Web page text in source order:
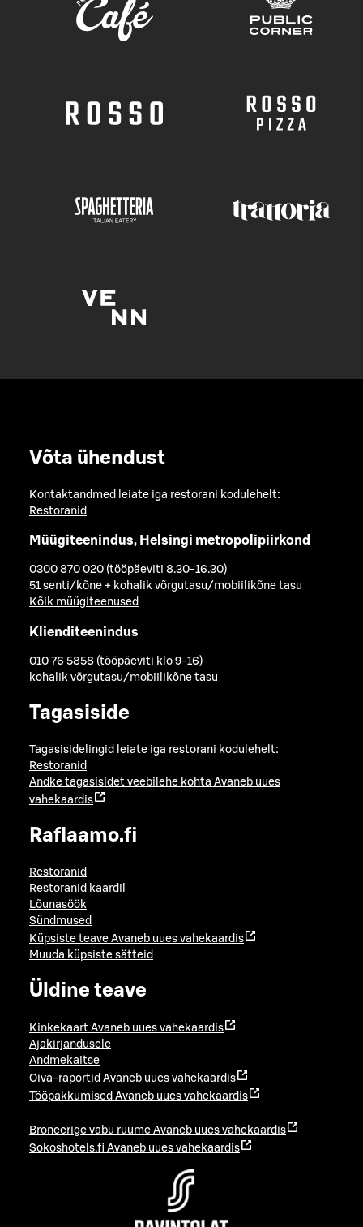
Võta ühendust
Kontaktandmed leiate iga restorani kodulehelt:
Restoranid
Müügiteenindus, Helsingi metropolipiirkond
0300 870 020 (tööpäeviti 8.30-16.30)
51 senti/kõne + kohalik võrgutasu/mobiilikõne tasu
Kõik müügiteenused
Klienditeenindus
010 76 5858 (tööpäeviti klo 9-16)
kohalik võrgutasu/mobiilikõne tasu
Tagasiside
Tagasisidelingid leiate iga restorani kodulehelt:
Restoranid
Andke tagasisidet veebilehe kohta Avaneb uues
vahekaardis
Raflaamo.fi
Restoranid
Restoranid kaardil
Lõunasöök
Sündmused
Küpsiste teave Avaneb uues vahekaardis
Muuda küpsiste sätteid
Üldine teave
Kinkekaart Avaneb uues vahekaardis
Ajakirjandusele
Andmekaitse
Oiva-raportid Avaneb uues vahekaardis
Tööpakkumised Avaneb uues vahekaardis
Broneerige vabu ruume Avaneb uues vahekaardis
Sokoshotels.fi Avaneb uues vahekaardis